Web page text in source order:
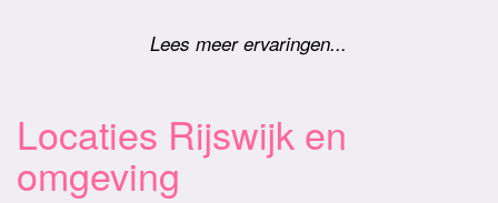
Lees meer ervaringen...
Locaties Rijswijk en
omgeving